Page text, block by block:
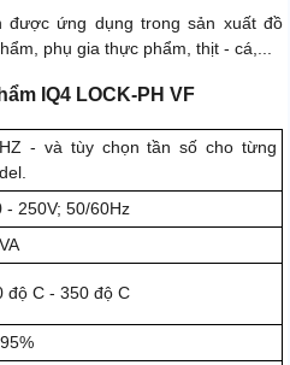
được ứng dụng trong sản xuất đồ
phụ gia thực phẩm, thịt - cá,...
IQ4 LOCK-PH VF
- và tùy chọn tần số cho từng
- 250V; 50/60Hz
độ C - 350 độ C